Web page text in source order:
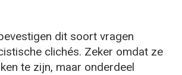
dit soort vragen
clichés. Zeker omdat ze
te zijn, maar onderdeel